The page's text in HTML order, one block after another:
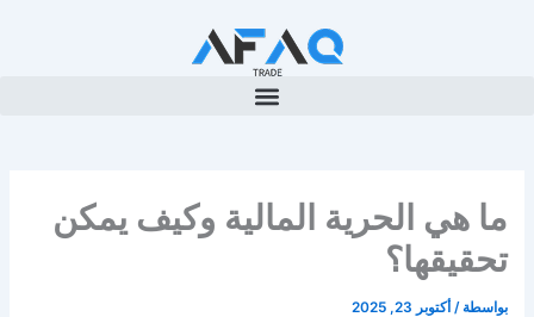
ما هي الحرية المالية وكيف يمكن
تحقيقها؟
بواسطة/أكتوبر 23, 2025